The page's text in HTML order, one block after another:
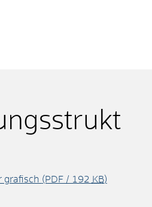
grafisch (PDF / 192 KB)